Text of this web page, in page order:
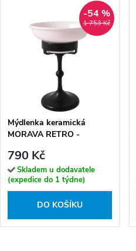
1 753 Kč
-54 %
Mýdlenka keramická
MORAVA RETRO -
790 Kč
Skladem u dodavatele
(expedice do 1 týdne)
DO KOŠÍKU